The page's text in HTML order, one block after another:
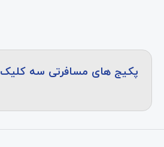
پکیج های مسافرتی سه کلیک